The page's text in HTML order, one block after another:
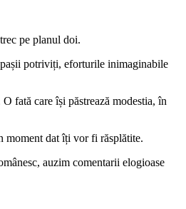
pe planul doi.
pașii potriviți, eforturile inimaginabile
fată care își păstrează modestia, în
moment dat îți vor fi răsplătite.
auzim comentarii elogioase